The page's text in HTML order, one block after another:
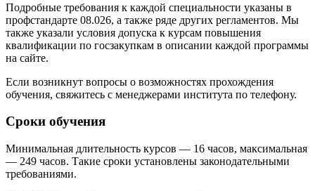
Подробные требования к каждой специальности указаны в
профстандарте 08.026, а также ряде других регламентов. Мы
также указали условия допуска к курсам повышения
квалификации по госзакупкам в описании каждой программы
на сайте.
Если возникнут вопросы о возможностях прохождения
обучения, свяжитесь с менеджерами института по телефону.
Сроки обучения
Минимальная длительность курсов — 16 часов, максимальная
— 249 часов. Такие сроки установлены законодательными
требованиями.